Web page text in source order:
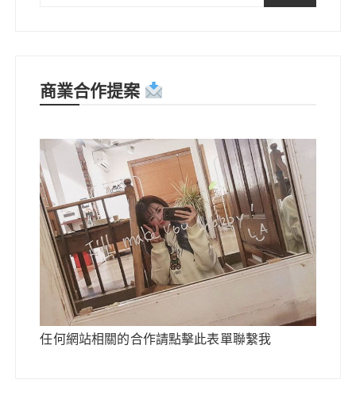
商業合作提案
任何網站相關的合作請點擊此表單聯繫我